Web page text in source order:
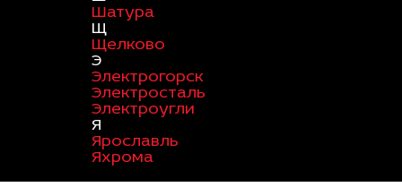
Шатура
Щ
Щелково
Э
Электрогорск
Электросталь
Электроугли
Я
Ярославль
Яхрома